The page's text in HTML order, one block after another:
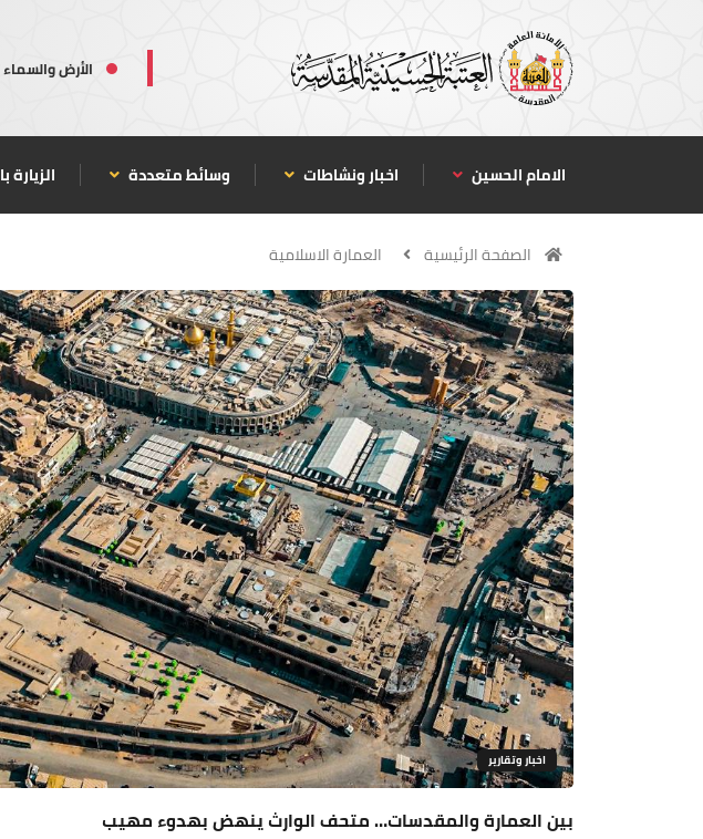
الأرض
الامام الحسين اخبار ونشاطات وسائط متعددة الزيارة
الصفحة الرئيسية العمارة الاسلامية
اخبار وتقارير
بين العمارة والمقدسات… متحف الوارث ينهض بهدوء مهيب